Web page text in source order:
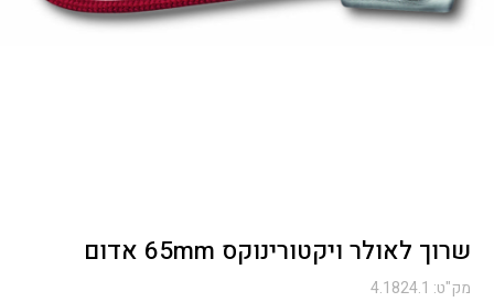
שרוך לאולר ויקטורינוקס 65mm אדום
מק"ט: 4.1824.1